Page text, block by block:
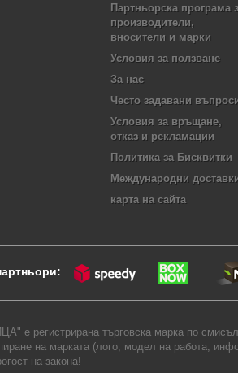
Партньорска програма
производители,
вносители и марки
Условия за ползване
За нас
Често задавани
Условия за връщане,
отказ и рекламации
Политика за Бисквитки
Международни
карта на сайта
е регистрирана търговска марка по
на марката (лого, модел на работа,
на закона!